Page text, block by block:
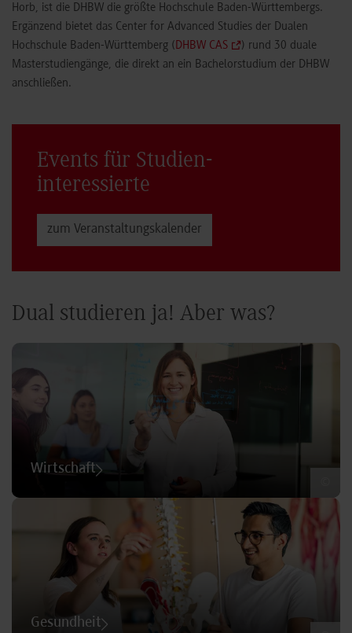
Horb, ist die DHBW die größte Hochschule Baden-Württembergs.
Ergänzend bietet das Center for Advanced Studies der Dualen
Hochschule Baden-Württemberg (DHBW CAS
) rund 30 duale
Masterstudiengänge, die direkt an ein Bachelorstudium der DHBW
anschließen.
Events für Studien­
interessierte
zum Veranstaltungs­kalender
Dual studieren ja! Aber was?
Wirtschaft
Gesundheit